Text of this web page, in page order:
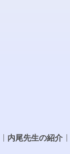
内尾先生の紹介